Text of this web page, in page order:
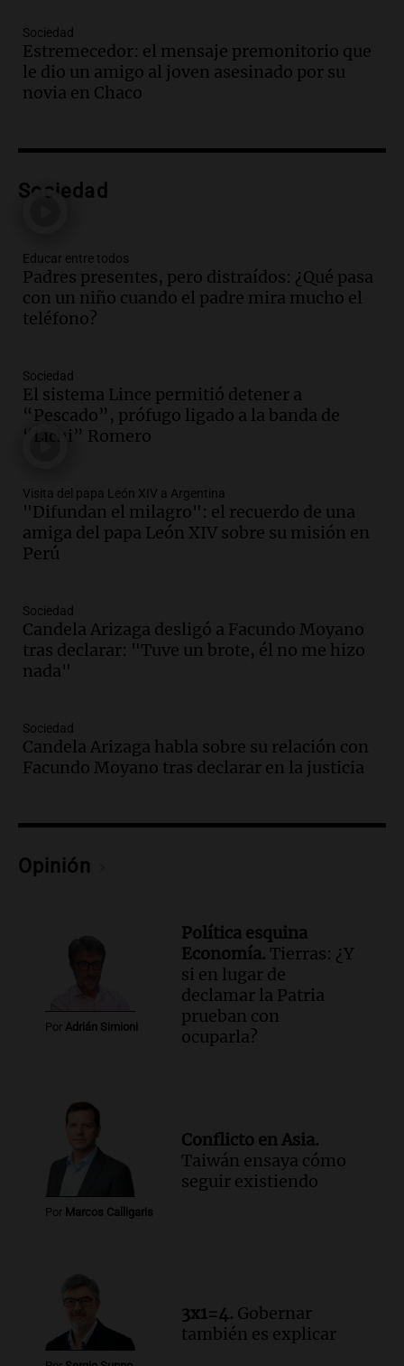
más femicidios del país, según informe
de Casa del Encuentro
Panorama Federal
Episodios
Procrear en la provincia
Episodios
y críticas entre senadores
Panorama Federal
Episodios
Audio.
Marocco
Panorama Federal
Episodios
Audio.Ordenan el reintegro de dos
Panorama Federal
Episodios
Audio.Inviolabilidad de la propiedad
Editorial
Episodios
Audio.Lanzaron una campaña para que
niños con cáncer reciban regalos por el
Episodios
Audio.Ganó una beca en la secundaria,
se mudó a Córdoba y hoy lleva la
La Argentina Posible
Audio.
Audio.
Walter Mazzanti en Cadena 3
Rosario: "Vamos a estar entre los
primeros ocho"
con nuevas declaraciones de testigos
sobre el accidente
Panorama Federal
Episodios
Audio.El viento complica el combate
del incendio forestal en Villa Yacanto
Sociedad
Estremecedor: el mensaje premonitorio que
le dio un amigo al joven asesinado por su
novia en Chaco
Sociedad
Educar entre todos
Padres presentes, pero distraídos: ¿Qué pasa
con un niño cuando el padre mira mucho el
teléfono?
Sociedad
El sistema Lince permitió detener a
“Pescado”, prófugo ligado a la banda de
“Lichi” Romero
Visita del papa León XIV a Argentina
"Difundan el milagro": el recuerdo de una
amiga del papa León XIV sobre su misión en
Perú
Sociedad
Candela Arizaga desligó a Facundo Moyano
tras declarar: "Tuve un brote, él no me hizo
nada"
Sociedad
Candela Arizaga habla sobre su relación con
Facundo Moyano tras declarar en la justicia
Opinión
Por Adrián Simioni
Política esquina
Economía. Tierras: ¿Y
si en lugar de
declamar la Patria
prueban con
ocuparla?
Por Marcos Calligaris
Conflicto en Asia.
Taiwán ensaya cómo
seguir existiendo
3x1=4. Gobernar
también es explicar